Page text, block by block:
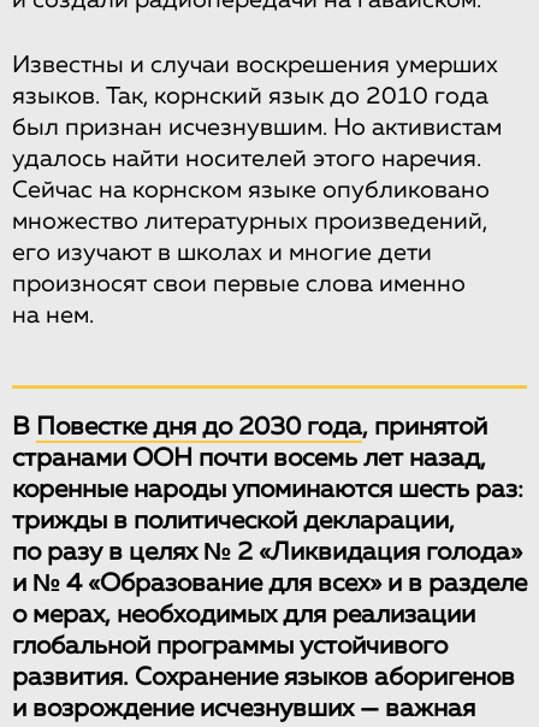
Известны и случаи воскрешения умерших
языков. Так, корнский язык до 2010 года
был признан исчезнувшим. Но активистам
удалось найти носителей этого наречия.
Сейчас на корнском языке опубликовано
множество литературных произведений,
его изучают в школах и многие дети
произносят свои первые слова именно
на нем.
В Повестке дня до 2030 года, принятой
странами ООН почти восемь лет назад,
коренные народы упоминаются шесть раз:
трижды в политической декларации,
по разу в целях № 2 «Ликвидация голода»
и № 4 «Образование для всех» и в разделе
о мерах, необходимых для реализации
глобальной программы устойчивого
развития. Сохранение языков аборигенов
и возрождение исчезнувших — важная